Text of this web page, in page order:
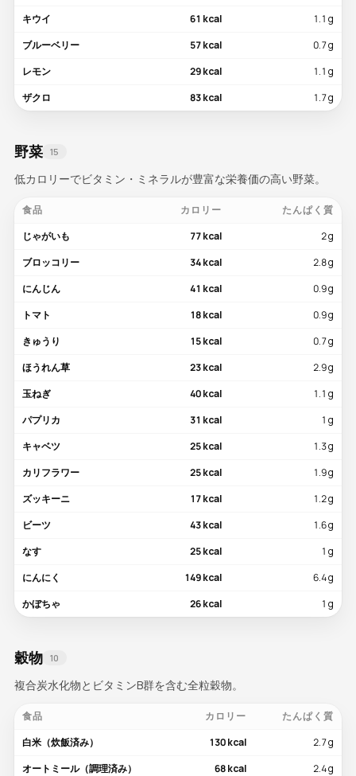
キウイ
61 kcal
1.1 g
ブルーベリー
57 kcal
0.7 g
レモン
29 kcal
1.1 g
ザクロ
83 kcal 1.7 g
野菜 15
低カロリーでビタミン・ミネラルが豊富な栄養価の高い野菜。
食品 カロリー
たんぱく質
じゃがいも
77 kcal
2 g
ブロッコリー
34 kcal
2.8 g
にんじん
41 kcal
0.9 g
トマト
18 kcal
0.9 g
きゅうり
15 kcal
0.7 g
ほうれん草
23 kcal
2.9 g
玉ねぎ
40 kcal
1.1 g
パプリカ
31 kcal
1 g
キャベツ
25 kcal
1.3 g
カリフラワー
25 kcal
1.9 g
ズッキーニ
17 kcal
1.2 g
ビーツ
43 kcal
1.6 g
なす
25 kcal
1 g
にんにく
149 kcal
6.4 g
かぼちゃ
26 kcal 1 g
穀物 10
複合炭水化物とビタミンB群を含む全粒穀物。
食品 カロリー
たんぱく質
白米（炊飯済み）
130 kcal
2.7 g
オートミール（調理済み）
68 kcal
2.4 g